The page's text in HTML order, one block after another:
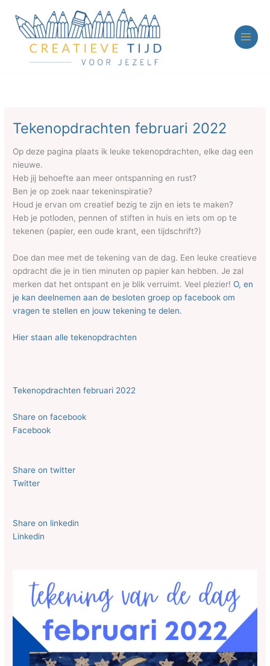
naar
Tekenopdrachten februari 2022
Op deze pagina plaats ik leuke tekenopdrachten, elke dag een
nieuwe.
Heb jij behoefte aan meer ontspanning en rust?
Ben je op zoek naar tekeninspiratie?
Houd je ervan om creatief bezig te zijn en iets te maken?
Heb je potloden, pennen of stiften in huis en iets om op te
tekenen (papier, een oude krant, een tijdschrift?)
Doe dan mee met de tekening van de dag. Een leuke creatieve
opdracht die je in tien minuten op papier kan hebben. Je zal
merken dat het ontspant en je blik verruimt. Veel plezier!O, en
je kan deelnemen aan de besloten groep op facebook om
vragen te stellen en jouw tekening te delen.
Hier staan alle tekenopdrachten
Tekenopdrachten februari 2022
Share on facebook
Facebook
Share on twitter
Twitter
Share on linkedin
Linkedin